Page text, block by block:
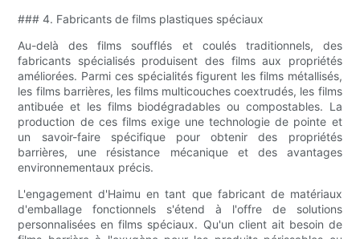
### 4. Fabricants de films plastiques spéciaux
Au-delà des films soufflés et coulés traditionnels, des
fabricants spécialisés produisent des films aux propriétés
améliorées. Parmi ces spécialités figurent les films métallisés,
les films barrières, les films multicouches coextrudés, les films
antibuée et les films biodégradables ou compostables. La
production de ces films exige une technologie de pointe et
un savoir-faire spécifique pour obtenir des propriétés
barrières, une résistance mécanique et des avantages
environnementaux précis.
L'engagement d'Haimu en tant que fabricant de matériaux
d'emballage fonctionnels s'étend à l'offre de solutions
personnalisées en films spéciaux. Qu'un client ait besoin de